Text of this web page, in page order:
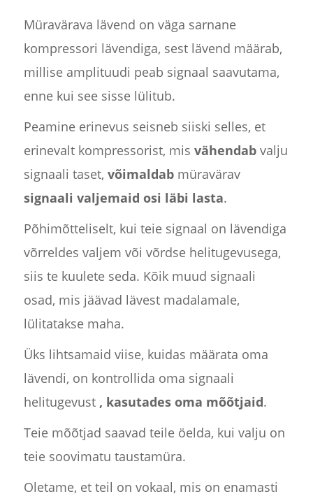
Müravärava lävend on väga sarnane
kompressori lävendiga, sest lävend määrab,
millise amplituudi peab signaal saavutama,
enne kui see sisse lülitub.
Peamine erinevus seisneb siiski selles, et
erinevalt kompressorist, mis vähendabvalju
signaali taset, võimaldabmüravärav
signaali valjemaid osi läbi lasta.
Põhimõtteliselt, kui teie signaal on lävendiga
võrreldes valjem või võrdse helitugevusega,
siis te kuulete seda. Kõik muud signaali
osad, mis jäävad lävest madalamale,
lülitatakse maha.
Üks lihtsamaid viise, kuidas määrata oma
lävendi, on kontrollida oma signaali
helitugevust , kasutades oma mõõtjaid.
Teie mõõtjad saavad teile öelda, kui valju on
teie soovimatu taustamüra.
Oletame, et teil on vokaal, mis on enamasti